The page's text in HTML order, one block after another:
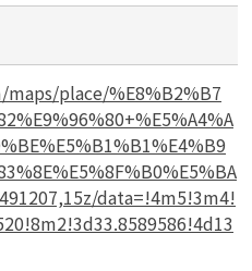
定金額をお伝えいた
で無料査定
place/%E8%B2%B7
data=!4m5!3m4!